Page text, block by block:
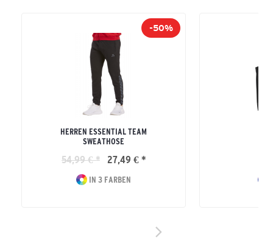
-50%
HERREN ESSENTIAL TEAM
SWEATHOSE
54,99 € * 27,49 € *
IN 3 FARBEN